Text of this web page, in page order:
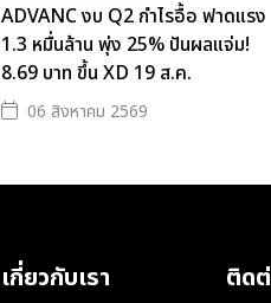
ADVANC งบ Q2 กำไรอื้อ ฟาดแรง
1.3 หมื่นล้าน พุ่ง 25% ปันผลแจ่ม!
8.69 บาท ขึ้น XD 19 ส.ค.
06 สิงหาคม 2569
เกี่ยวกับเรา ติด